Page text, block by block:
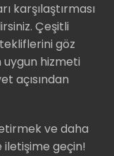
karşılaştırması
Çeşitli
göz
hizmeti
açısından
ve daha
geçin!